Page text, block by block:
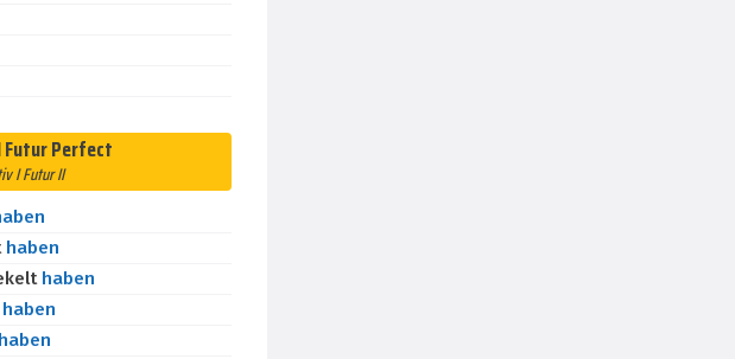
Futur Perfect
I Futur II
haben
haben
haben
haben